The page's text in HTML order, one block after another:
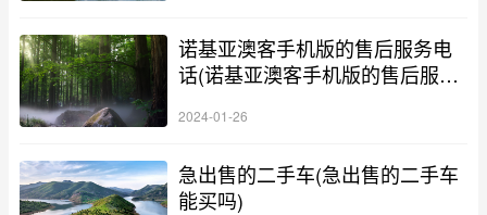
诺基亚澳客手机版的售后服务电
话(诺基亚澳客手机版的售后服务
2024-01-26
急出售的二手车(急出售的二手车
能买吗)